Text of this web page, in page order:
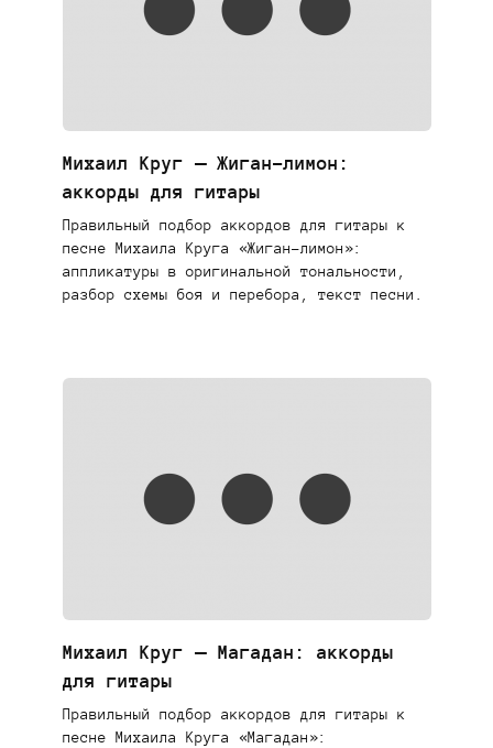
Михаил Круг — Жиган-лимон:
аккорды для гитары
Правильный подбор аккордов для гитары к
песне Михаила Круга «Жиган-лимон»:
аппликатуры в оригинальной тональности,
разбор схемы боя и перебора, текст песни.
Михаил Круг — Магадан: аккорды
для гитары
Правильный подбор аккордов для гитары к
песне Михаила Круга «Магадан»: